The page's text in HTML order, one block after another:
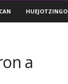
HUEJOTZINGO
a